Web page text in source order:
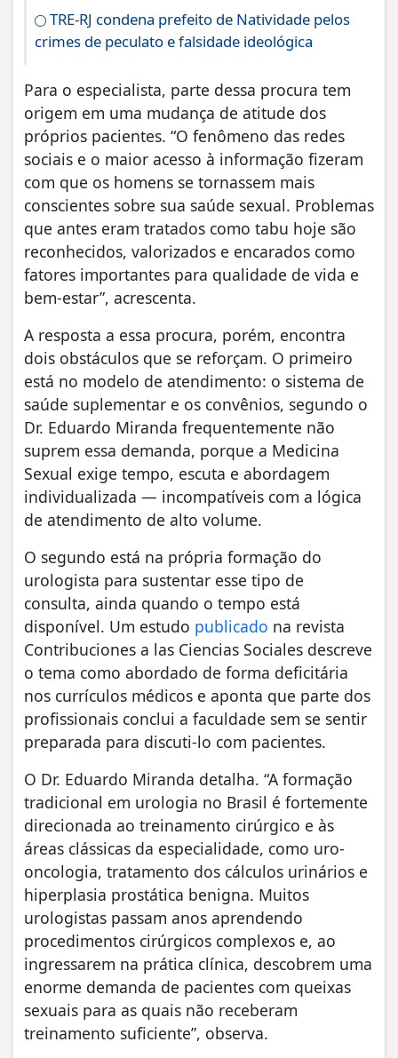
TRE-RJ condena prefeito de Natividade pelos
crimes de peculato e falsidade ideológica
Para o especialista, parte dessa procura tem
origem em uma mudança de atitude dos
próprios pacientes. “O fenômeno das redes
sociais e o maior acesso à informação fizeram
com que os homens se tornassem mais
conscientes sobre sua saúde sexual. Problemas
que antes eram tratados como tabu hoje são
reconhecidos, valorizados e encarados como
fatores importantes para qualidade de vida e
bem-estar”, acrescenta.
A resposta a essa procura, porém, encontra
dois obstáculos que se reforçam. O primeiro
está no modelo de atendimento: o sistema de
saúde suplementar e os convênios, segundo o
Dr. Eduardo Miranda frequentemente não
suprem essa demanda, porque a Medicina
Sexual exige tempo, escuta e abordagem
individualizada — incompatíveis com a lógica
de atendimento de alto volume.
O segundo está na própria formação do
urologista para sustentar esse tipo de
consulta, ainda quando o tempo está
disponível. Um estudo publicado na revista
Contribuciones a las Ciencias Sociales descreve
o tema como abordado de forma deficitária
nos currículos médicos e aponta que parte dos
profissionais conclui a faculdade sem se sentir
preparada para discuti-lo com pacientes.
O Dr. Eduardo Miranda detalha. “A formação
tradicional em urologia no Brasil é fortemente
direcionada ao treinamento cirúrgico e às
áreas clássicas da especialidade, como uro-
oncologia, tratamento dos cálculos urinários e
hiperplasia prostática benigna. Muitos
urologistas passam anos aprendendo
procedimentos cirúrgicos complexos e, ao
ingressarem na prática clínica, descobrem uma
enorme demanda de pacientes com queixas
sexuais para as quais não receberam
treinamento suficiente”, observa.